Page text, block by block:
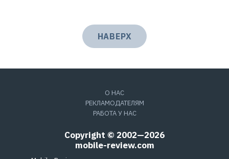
НАВЕРХ
О НАС
РЕКЛАМОДАТЕЛЯМ
РАБОТА У НАС
Copyright © 2002—2026
mobile-review.com